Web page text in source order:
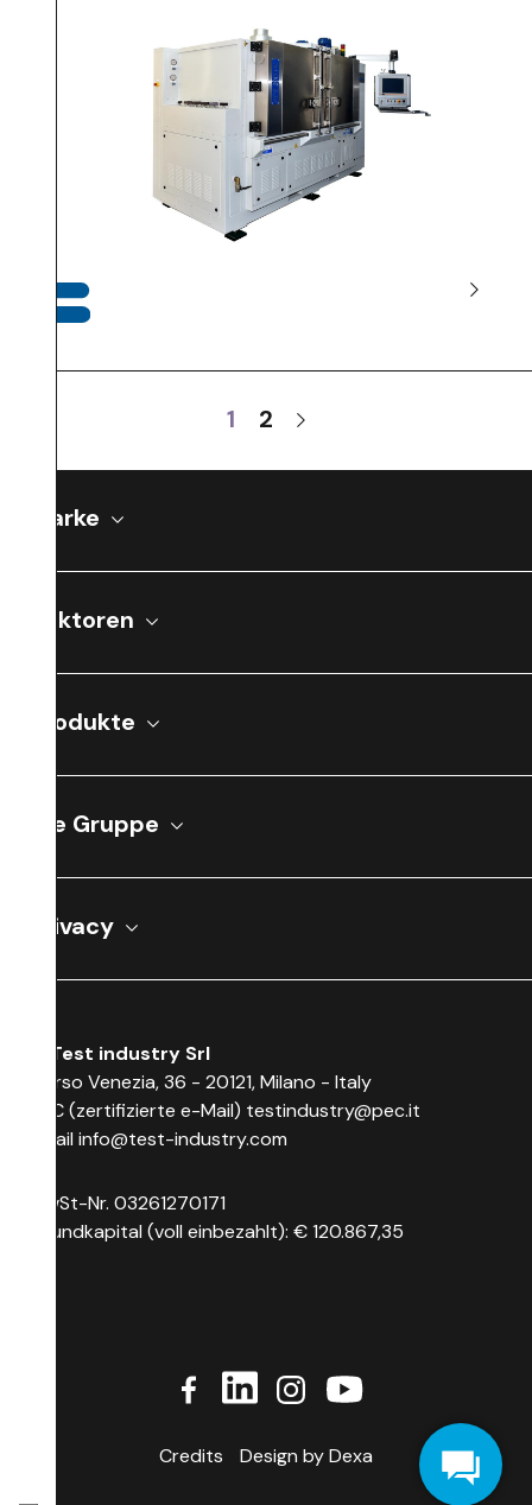
1 2
Marke
Sektoren
Produkte
Die Gruppe
Privacy
© Test industry Srl
Corso Venezia, 36 - 20121, Milano - Italy
PEC (zertifizierte e-Mail) testindustry@pec.it
Email info@test-industry.com
MwSt-Nr. 03261270171
Grundkapital (voll einbezahlt): € 120.867,35
Credits Design by Dexa